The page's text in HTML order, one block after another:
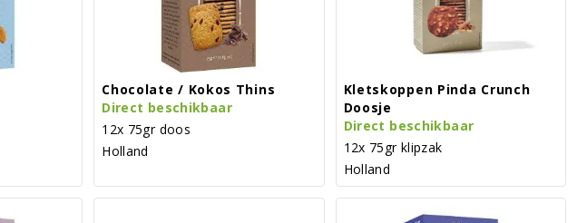
Chocolate / Kokos Thins
Direct beschikbaar
12x 75gr doos
Holland
Kletskoppen Pinda Crunch
Doosje
Direct beschikbaar
12x 75gr klipzak
Holland